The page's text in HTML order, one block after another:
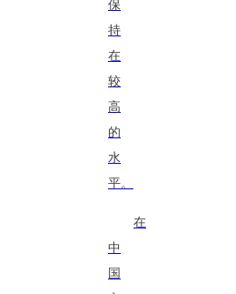
保
持
在
较
高
的
水
平。
在
中
国